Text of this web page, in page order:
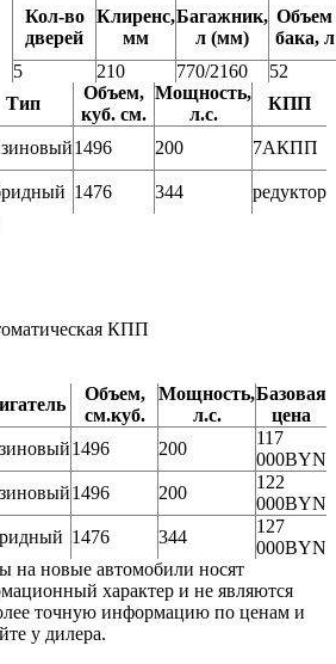
Кол-во
дверей
Клиренс,
мм
Багажник,
л (мм)
Объем
бака, л
5
210 770/2160
52
Тип
Объем,
куб. см.
Мощность,
л.с.
КПП
1496 200
7АКПП
1476 344
редуктор
КПП
Объем,
см.куб.
Мощность,
л.с.
Базовая
цена
1496 200
117
000BYN
1496 200
122
000BYN
1476 344
127
000BYN
на новые автомобили носят
характер и не являются
точную информацию по ценам и
у дилера.